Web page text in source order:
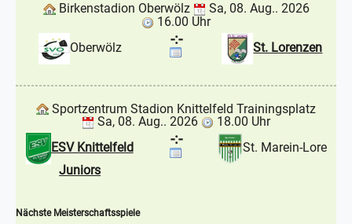
Birkenstadion Oberwölz
Sa, 08. Aug.. 2026
16.00 Uhr
Oberwölz
St. Lorenzen
-:-
Sportzentrum Stadion Knittelfeld Trainingsplatz
Sa, 08. Aug.. 2026
18.00 Uhr
ESV Knittelfeld
Juniors
St. Marein-Lore
-:-
Nächste Meisterschaftsspiele